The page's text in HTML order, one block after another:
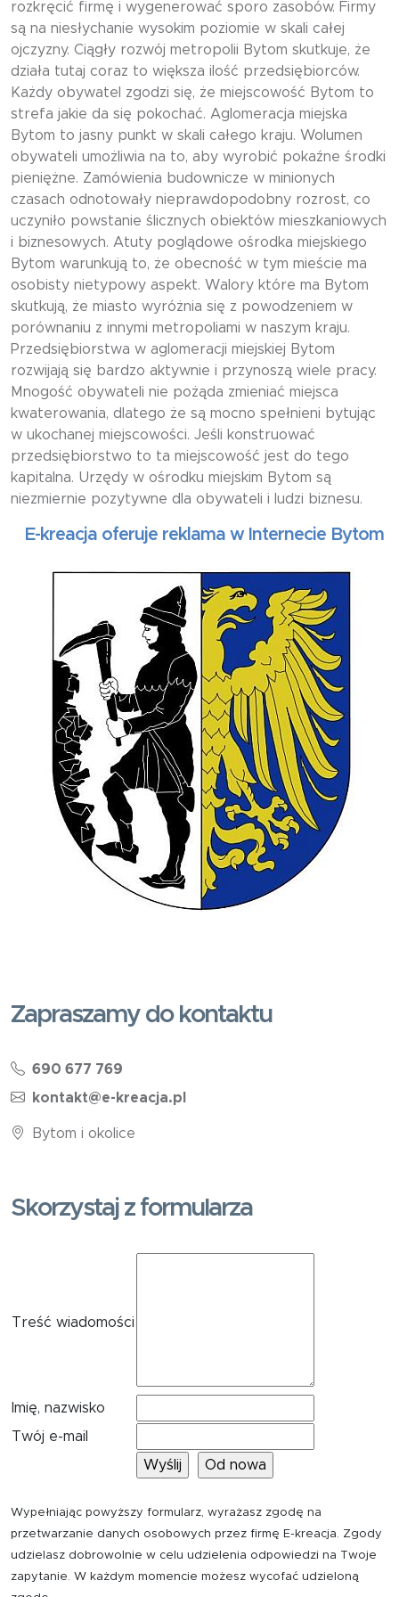
rozkręcić firmę i wygenerować sporo zasobów. Firmy
są na niesłychanie wysokim poziomie w skali całej
ojczyzny. Ciągły rozwój metropolii Bytom skutkuje, że
działa tutaj coraz to większa ilość przedsiębiorców.
Każdy obywatel zgodzi się, że miejscowość Bytom to
strefa jakie da się pokochać. Aglomeracja miejska
Bytom to jasny punkt w skali całego kraju. Wolumen
obywateli umożliwia na to, aby wyrobić pokaźne środki
pieniężne. Zamówienia budownicze w minionych
czasach odnotowały nieprawdopodobny rozrost, co
uczyniło powstanie ślicznych obiektów mieszkaniowych
i biznesowych. Atuty poglądowe ośrodka miejskiego
Bytom warunkują to, że obecność w tym mieście ma
osobisty nietypowy aspekt. Walory które ma Bytom
skutkują, że miasto wyróżnia się z powodzeniem w
porównaniu z innymi metropoliami w naszym kraju.
Przedsiębiorstwa w aglomeracji miejskiej Bytom
rozwijają się bardzo aktywnie i przynoszą wiele pracy.
Mnogość obywateli nie pożąda zmieniać miejsca
kwaterowania, dlatego że są mocno spełnieni bytując
w ukochanej miejscowości. Jeśli konstruować
przedsiębiorstwo to ta miejscowość jest do tego
kapitalna. Urzędy w ośrodku miejskim Bytom są
niezmiernie pozytywne dla obywateli i ludzi biznesu.
oferuje reklama w Internecie Bytom
Zapraszamy do kontaktu
690 677 769
kontakt@e-kreacja.pl
Bytom i okolice
Skorzystaj z formularza
Treść wiadomości
Imię, nazwisko
Twój e-mail
Wypełniając powyższy formularz, wyrażasz zgodę na
przetwarzanie danych osobowych przez firmę E-kreacja. Zgody
udzielasz dobrowolnie w celu udzielenia odpowiedzi na Twoje
zapytanie. W każdym momencie możesz wycofać udzieloną